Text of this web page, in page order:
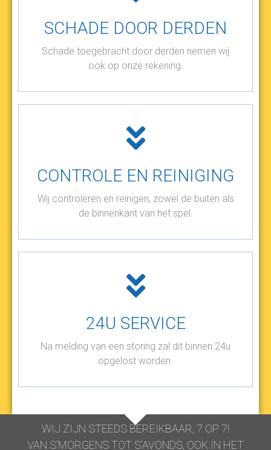
SCHADE DOOR DERDEN
Schade toegebracht door derden nemen wij
ook op onze rekening.
CONTROLE EN REINIGING
Wij controleren en reinigen, zowel de buiten als
de binnenkant van het spel.
24U SERVICE
Na melding van een storing zal dit binnen 24u
opgelost worden.
WIJ ZIJN STEEDS BEREIKBAAR, 7 OP 7!
VAN S’MORGENS TOT S’AVONDS, OOK IN HET